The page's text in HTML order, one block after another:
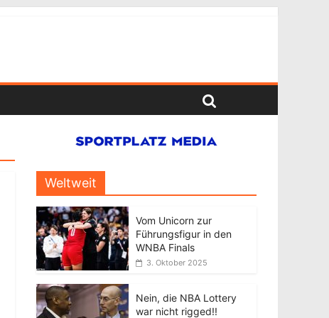
Weltweit
Vom Unicorn zur
Führungsfigur in den
WNBA Finals
3. Oktober 2025
Nein, die NBA Lottery
war nicht rigged!!